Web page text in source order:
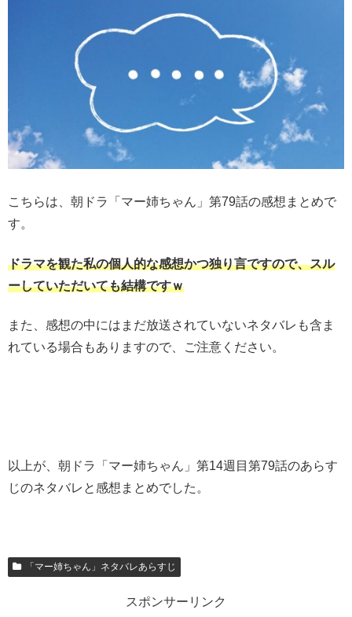
こちらは、朝ドラ「マー姉ちゃん」第79話の感想まとめで
す。
ドラマを観た私の個人的な感想かつ独り言ですので、スル
ーしていただいても結構ですｗ
また、感想の中にはまだ放送されていないネタバレも含ま
れている場合もありますので、ご注意ください。
以上が、朝ドラ「マー姉ちゃん」第14週目第79話のあらす
じのネタバレと感想まとめでした。
「マー姉ちゃん」ネタバレあらすじ
スポンサーリンク